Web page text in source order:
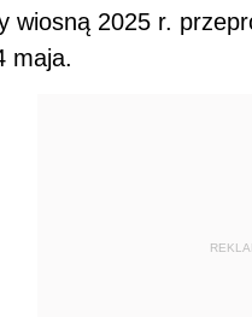
wiosną 2025 r.
maja.